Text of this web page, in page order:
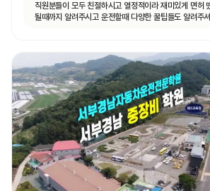
직원분들이 모두 친절하시고 열정적이라 재미있게 면허
될때까지 알려주시고 운전할때 다양한 꿀팁들도 알려주